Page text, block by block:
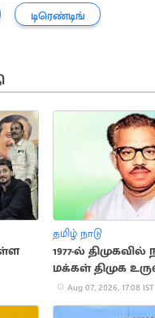
டிரெண்டிங்
தமிழ் நாடு
1977-ல்
மக்கள் திமுக
வரலாறு!
Aug 07, 2026, 17:08 IST